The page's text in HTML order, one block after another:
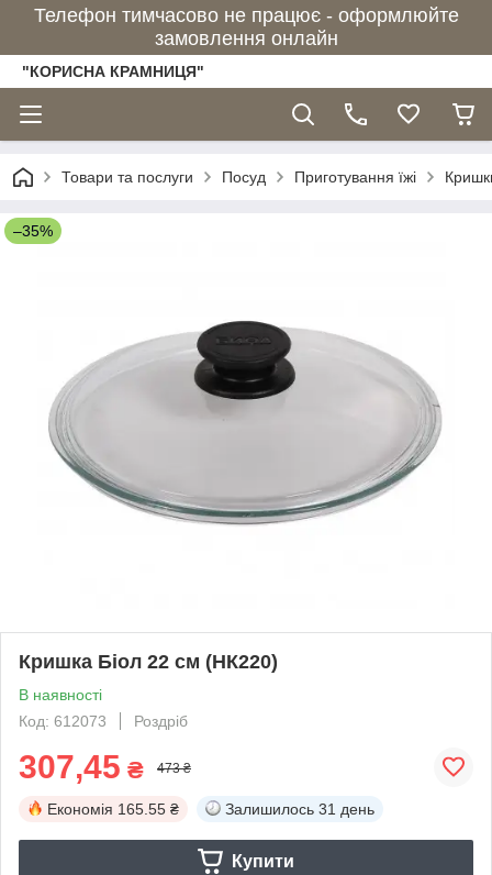
Телефон тимчасово не працює - оформлюйте
замовлення онлайн
"КОРИСНА КРАМНИЦЯ"
Товари та послуги Посуд Приготування їжі
–35%
Кришка Біол 22 см (НК220)
В наявності
Код: 612073
Роздріб
307,45 ₴ 473 ₴
Економія 165.55 ₴ Залишилось 31 день
Купити